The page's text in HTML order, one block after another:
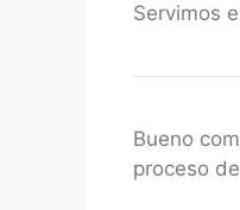
Servimos
Bueno
proceso